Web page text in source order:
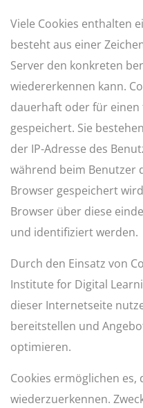
Viele Cookies enthalten
besteht aus einer
Server den konkreten
wiedererkennen kann.
dauerhaft oder für
gespeichert. Sie
der IP-Adresse des
während beim Benutzer
Browser gespeichert
Browser über diese
und identifiziert werden.
Durch den Einsatz von
Institute for Digital
dieser Internetseite
bereitstellen und
optimieren.
Cookies ermöglichen
wiederzuerkennen.